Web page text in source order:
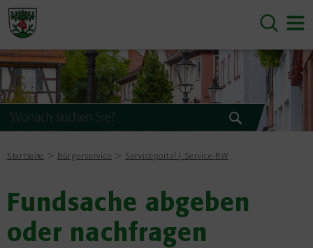
Startseite Bürgerservice Serviceportal | Service-BW
Fundsache abgeben
oder nachfragen